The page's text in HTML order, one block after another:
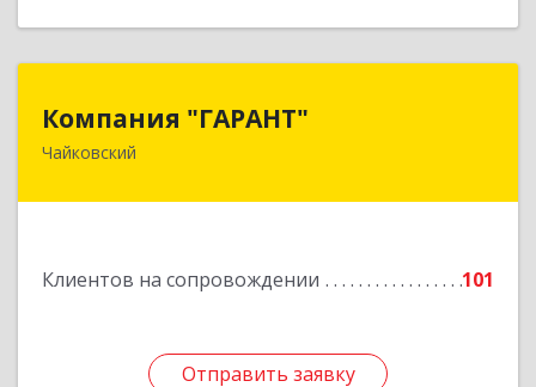
Компания "ГАРАНТ"
Чайковский
Клиентов на сопровождении 101
Отправить заявку
617760, Пермский край, Чайковский г, Карла
Отправить заявку